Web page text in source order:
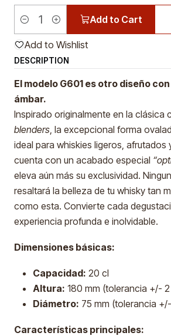
Quantity
Add to Cart
Add to Wishlist
DESCRIPTION
El modelo G601 es otro diseño
ámbar.
Inspirado originalmente en la clásica
blenders, la excepcional forma
ideal para whiskies ligeros, afrutados
cuenta con un acabado especial
eleva aún más su exclusividad.
resaltará la belleza de tu whisky tan
como esta. Convierte cada
experiencia profunda e inolvidable.
Dimensiones básicas:
Capacidad: 20 cl
Altura: 180 mm (tolerancia +/- 2
Diámetro: 75 mm (tolerancia
Características principales: